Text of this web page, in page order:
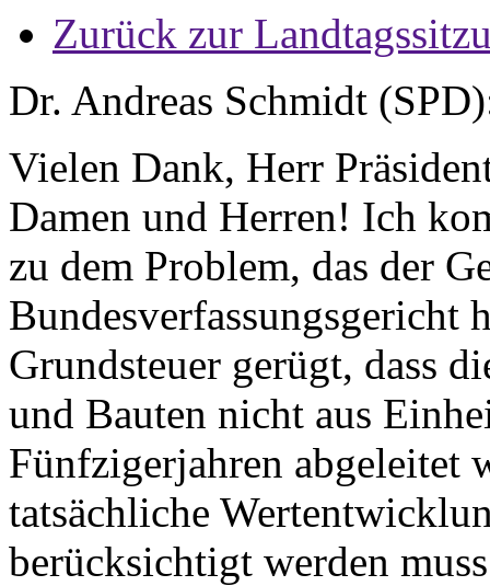
Zurück zur
Dr. Andreas Schmidt
Vielen Dank, Herr
Damen und Herren! Ich
zu dem Problem, das der
Bundesverfassungsgericht
Grundsteuer gerügt, dass
und Bauten nicht aus
Fünfzigerjahren abgeleitet
tatsächliche
berücksichtigt werden